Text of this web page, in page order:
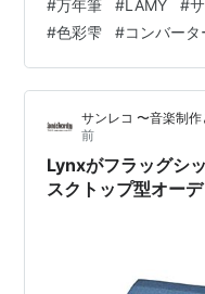
いえ 書き心地は それ
サラサラとした 丸み
は カクッとした 細め
がありそうです ちょ
日常に 集中できる作
#万年筆 #LAMY #
#色彩雫 #コンバータ
サンレコ 〜音楽制
前
Lynxがフラッグシ
スクトップ型オー